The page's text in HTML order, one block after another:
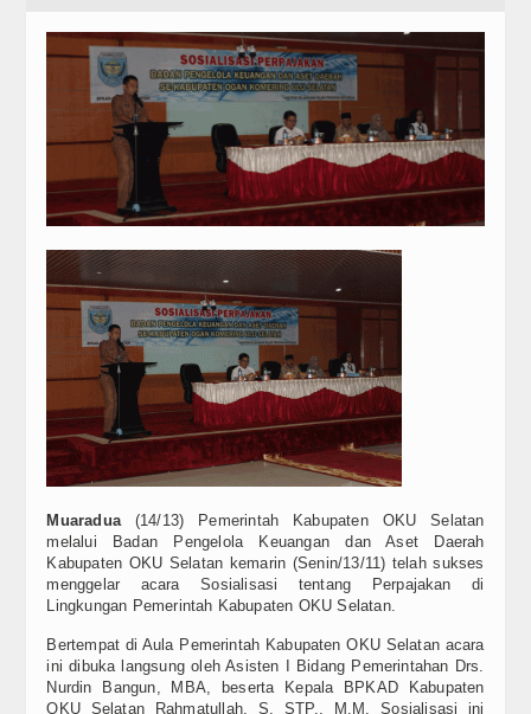
Muaradua(14/13) Pemerintah Kabupaten OKU Selatan
melalui Badan Pengelola Keuangan dan Aset Daerah
Kabupaten OKU Selatan kemarin (Senin/13/11) telah sukses
menggelar acara Sosialisasi tentang Perpajakan di
Lingkungan Pemerintah Kabupaten OKU Selatan.
Bertempat di Aula Pemerintah Kabupaten OKU Selatan acara
ini dibuka langsung oleh Asisten I Bidang Pemerintahan Drs.
Nurdin Bangun, MBA, beserta Kepala BPKAD Kabupaten
OKU Selatan Rahmatullah, S. STP., M.M. Sosialisasi ini